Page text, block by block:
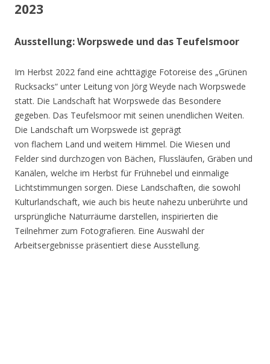
2023
Ausstellung: Worpswede und das Teufelsmoor
Im Herbst 2022 fand eine achttägige Fotoreise des „Grünen
Rucksacks“ unter Leitung von Jörg Weyde nach Worpswede
statt. Die Landschaft hat Worpswede das Besondere
gegeben. Das Teufelsmoor mit seinen unendlichen Weiten.
Die Landschaft um Worpswede ist geprägt
von flachem Land und weitem Himmel. Die Wiesen und
Felder sind durchzogen von Bächen, Flussläufen, Gräben und
Kanälen, welche im Herbst für Frühnebel und einmalige
Lichtstimmungen sorgen. Diese Landschaften, die sowohl
Kulturlandschaft, wie auch bis heute nahezu unberührte und
ursprüngliche Naturräume darstellen, inspirierten die
Teilnehmer zum Fotografieren. Eine Auswahl der
Arbeitsergebnisse präsentiert diese Ausstellung.